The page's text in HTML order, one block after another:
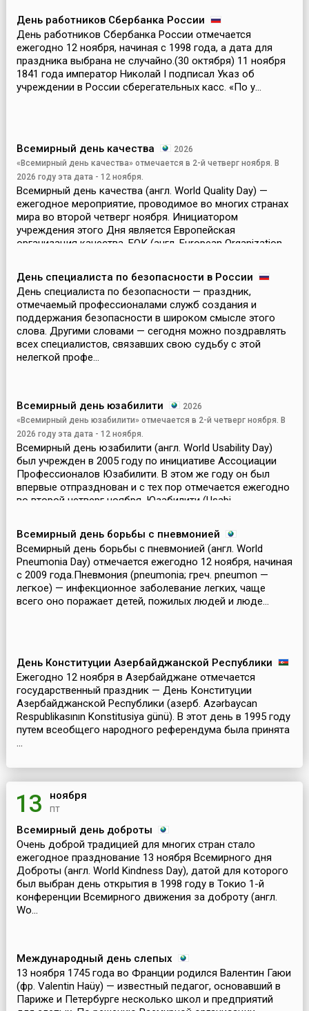
День работников Сбербанка России
День работников Сбербанка России отмечается
ежегодно 12 ноября, начиная с 1998 года, а дата для
праздника выбрана не случайно.(30 октября) 11 ноября
1841 года император Николай I подписал Указ об
учреждении в России сберегательных касс. «По у...
Всемирный день качества
2026
«Всемирный день качества» отмечается в 2-й четверг ноября. В
2026 году эта дата - 12 ноября.
Всемирный день качества (англ. World Quality Day) —
ежегодное мероприятие, проводимое во многих странах
мира во второй четверг ноября. Инициатором
учреждения этого Дня является Европейская
организация качества, ЕОК (англ. European Organization
День специалиста по безопасности в России
День специалиста по безопасности — праздник,
отмечаемый профессионалами служб создания и
поддержания безопасности в широком смысле этого
слова. Другими словами — сегодня можно поздравлять
всех специалистов, связавших свою судьбу с этой
нелегкой профе...
Всемирный день юзабилити
2026
«Всемирный день юзабилити» отмечается в 2-й четверг ноября. В
2026 году эта дата - 12 ноября.
Всемирный день юзабилити (англ. World Usability Day)
был учрежден в 2005 году по инициативе Ассоциации
Профессионалов Юзабилити. В этом же году он был
впервые отпразднован и с тех пор отмечается ежегодно
во второй четверг ноября. Юзабилити (Usabi...
Всемирный день борьбы с пневмонией
Всемирный день борьбы с пневмонией (англ. World
Pneumonia Day) отмечается ежегодно 12 ноября, начиная
с 2009 года.Пневмония (pneumonia; греч. pneumon —
легкое) — инфекционное заболевание легких, чаще
всего оно поражает детей, пожилых людей и люде...
День Конституции Азербайджанской Республики
Ежегодно 12 ноября в Азербайджане отмечается
государственный праздник — День Конституции
Азербайджанской Республики (азерб. Azərbaycan
Respublikasının Konstitusiya günü). В этот день в 1995 году
путем всеобщего народного референдума была принята
...
13 ноября
пт
Всемирный день доброты
Очень доброй традицией для многих стран стало
ежегодное празднование 13 ноября Всемирного дня
Доброты (англ. World Kindness Day), датой для которого
был выбран день открытия в 1998 году в Токио 1-й
конференции Всемирного движения за доброту (англ.
Wo...
Международный день слепых
13 ноября 1745 года во Франции родился Валентин Гаюи
(фр. Valentin Haüy) — известный педагог, основавший в
Париже и Петербурге несколько школ и предприятий